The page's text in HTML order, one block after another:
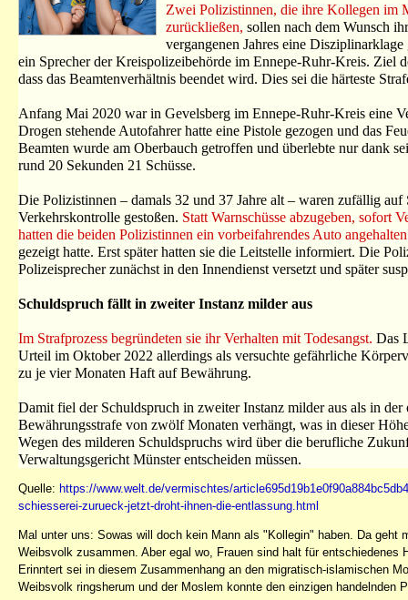
Zwei Polizistinnen, die ihre Kollegen im
zurückließen, sollen nach dem Wunsch
vergangenen Jahres eine
ein Sprecher der Kreispolizeibehörde im Ennepe-Ruhr-Kreis. Ziel
dass das Beamtenverhältnis beendet wird. Dies sei die härteste
Anfang Mai 2020 war in Gevelsberg im Ennepe-Ruhr-Kreis eine
Drogen stehende Autofahrer hatte eine Pistole gezogen und das
Beamten wurde am Oberbauch getroffen und überlebte nur dank
rund 20 Sekunden 21 Schüsse.
Die Polizistinnen – damals 32 und 37 Jahre alt – waren zufällig auf
Verkehrskontrolle gestoßen. Statt Warnschüsse abzugeben, sofort
hatten die beiden Polizistinnen ein vorbeifahrendes Auto
gezeigt hatte. Erst später hatten sie die Leitstelle informiert. Die
Polizeisprecher zunächst in den Innendienst versetzt und später
Schuldspruch fällt in zweiter Instanz milder aus
Im Strafprozess begründeten sie ihr Verhalten mit Todesangst. Das
Urteil im Oktober 2022 allerdings als versuchte gefährliche
zu je vier Monaten Haft auf Bewährung.
Damit fiel der Schuldspruch in zweiter Instanz milder aus als in
Bewährungsstrafe von zwölf Monaten verhängt, was in dieser
Wegen des milderen Schuldspruchs wird über die berufliche
Verwaltungsgericht Münster entscheiden müssen.
Quelle: https://www.welt.de/vermischtes/
schiesserei-zurueck-jetzt-droht-ihnen-die-entlassung.html
Mal unter uns: Sowas will doch kein Mann als "Kollegin" haben. Da
Weibsvolk zusammen. Aber egal wo, Frauen sind halt für
Erinntert sei in diesem Zusammenhang an den migratisch-islamischen
Weibsvolk ringsherum und der Moslem konnte den einzigen handelnden